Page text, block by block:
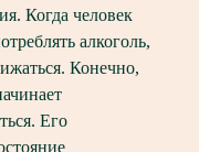
Когда человек
алкоголь,
Конечно,
Его